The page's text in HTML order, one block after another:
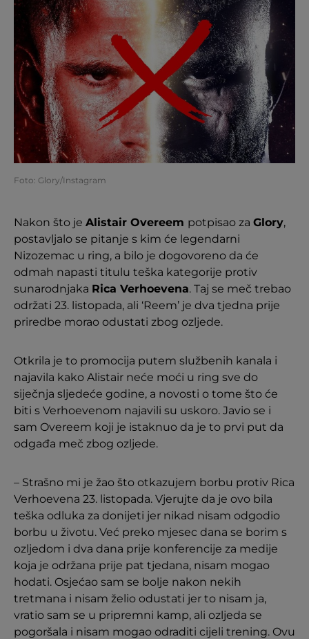
Foto: Glory/Instagram
Nakon što je Alistair Overeem potpisao za Glory,
postavljalo se pitanje s kim će legendarni
Nizozemac u ring, a bilo je dogovoreno da će
odmah napasti titulu teška kategorije protiv
sunarodnjaka Rica Verhoevena. Taj se meč trebao
održati 23. listopada, ali ‘Reem’ je dva tjedna prije
priredbe morao odustati zbog ozljede.
Otkrila je to promocija putem službenih kanala i
najavila kako Alistair neće moći u ring sve do
siječnja sljedeće godine, a novosti o tome što će
biti s Verhoevenom najavili su uskoro. Javio se i
sam Overeem koji je istaknuo da je to prvi put da
odgađa meč zbog ozljede.
– Strašno mi je žao što otkazujem borbu protiv Rica
Verhoevena 23. listopada. Vjerujte da je ovo bila
teška odluka za donijeti jer nikad nisam odgodio
borbu u životu. Već preko mjesec dana se borim s
ozljedom i dva dana prije konferencije za medije
koja je održana prije pat tjedana, nisam mogao
hodati. Osjećao sam se bolje nakon nekih
tretmana i nisam želio odustati jer to nisam ja,
vratio sam se u pripremni kamp, ali ozljeda se
pogoršala i nisam mogao odraditi cijeli trening. Ovu